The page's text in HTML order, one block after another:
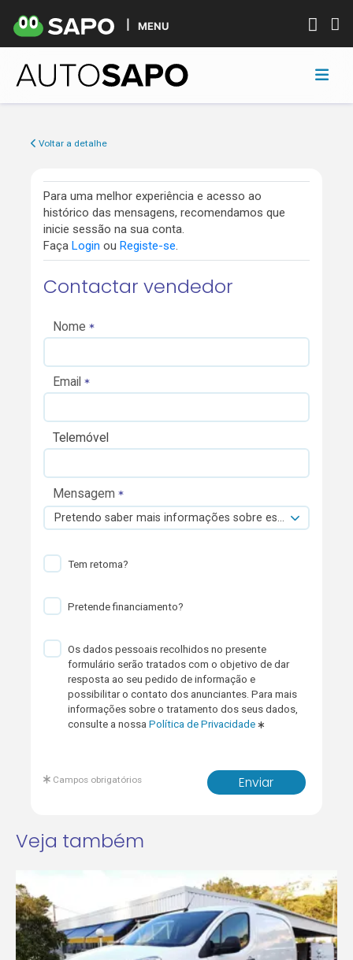
MENU
Voltar a detalhe
Para uma melhor experiência e acesso ao
histórico das mensagens, recomendamos que
inicie sessão na sua conta.
Faça Login ou Registe-se.
Contactar vendedor
Nome
Email
Telemóvel
Mensagem
Pretendo saber mais informações sobre esta viatura.
Tem retoma?
Pretende financiamento?
Os dados pessoais recolhidos no presente
formulário serão tratados com o objetivo de dar
resposta ao seu pedido de informação e
possibilitar o contato dos anunciantes. Para mais
informações sobre o tratamento dos seus dados,
consulte a nossaPolítica de Privacidade
Enviar
Campos obrigatórios
Veja também